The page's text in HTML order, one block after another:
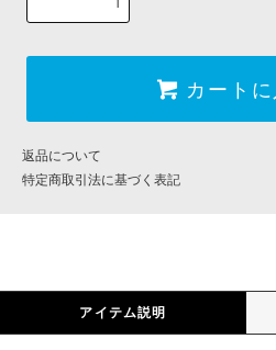
カート
返品について
特定商取引法に基づく表記
アイテム説明